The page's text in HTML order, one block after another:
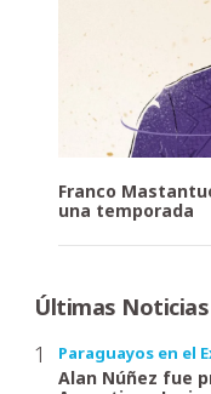
Franco
una temporada
Últimas Noticias
Paraguayos en el
Alan Núñez fue